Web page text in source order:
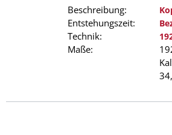
Beschreibung:
Entstehungszeit:
Technik:
Maße: